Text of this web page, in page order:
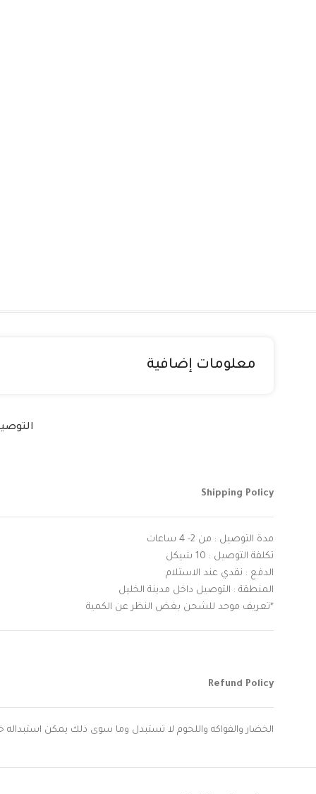
معلومات إضافية
Shipping Policy
مدة التوصيل : من 2- 4 ساعات
تكلفة التوصيل : 10 شيكل
الدفع : نقدي عند الاستلام
المنطقة : التوصيل داخل مدينة الخليل
*تعريف موحد للشحن بغض النظر عن الكمية
Refund Policy
الخضار والفواكه واللحوم لا تستبدل وما سوى ذلك يمكن استبداله خلال 9 ساعات اذا لم يتعرض المنتج